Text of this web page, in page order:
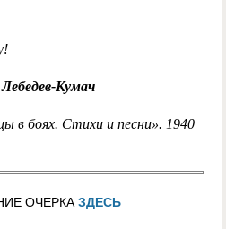
Кумач
в боях. Стихи и песни». 1940
ОЧЕРКАЗДЕСЬ